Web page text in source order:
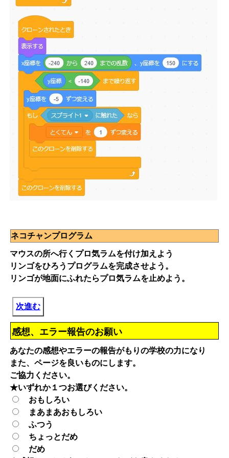
ネコチャンプログラム
マウスの所へ行くプロ気ラムを付け加えよう
リンゴをひろうプログラムを完成させよう。
リンゴが地面にふれたらプロ気ラムを止めよう。
次進む
感想、エラー報告のお願い
あなたの感想やエラーの報告がもりの学校の力になり
また、ページを良いものにします。
ご協力ください。
★いずれか１つお選びください。
おもしろい
まあまあおもしろい
ふつう
ちょっとだめ
だめ